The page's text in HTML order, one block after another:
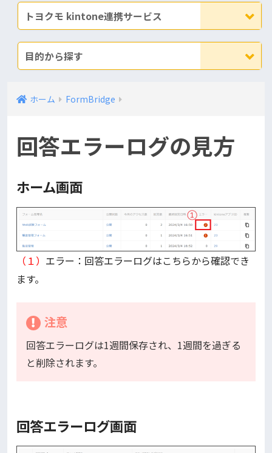
トヨクモ kintone連携サービス
目的から探す
ホーム FormBridge
回答エラーログの見方
ホーム画面
（１） エラー：回答エラーログはこちらから確認でき
ます。
注意
回答エラーログは1週間保存され、1週間を過ぎる
と削除されます。
回答エラーログ画面